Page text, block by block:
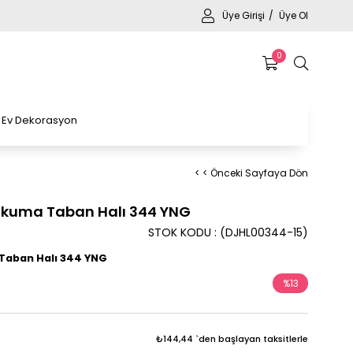
Üye Girişi Üye Ol
0
Ev Dekorasyon
< < Önceki Sayfaya Dön
Taban Halı 344 YNG
(DJHL00344-15)
STOK KODU
Halı 344 YNG
%13
₺144,44 `den başlayan taksitlerle